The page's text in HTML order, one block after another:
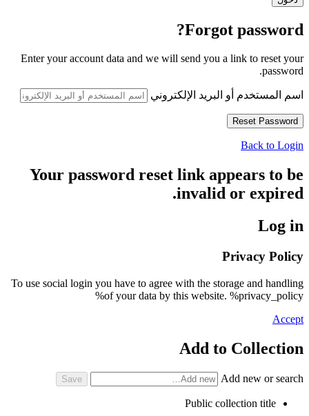
Forgot password?
Enter your account data and we will send you a link to reset your
password.
اسم المستخدم أو البريد الإلكتروني
Back to Login
Your password reset link appears to be
invalid or expired.
Log in
Privacy Policy
To use social login you have to agree with the storage and handling
of your data by this website. %privacy_policy%
Accept
Add to Collection
Add new or search
Public collection title